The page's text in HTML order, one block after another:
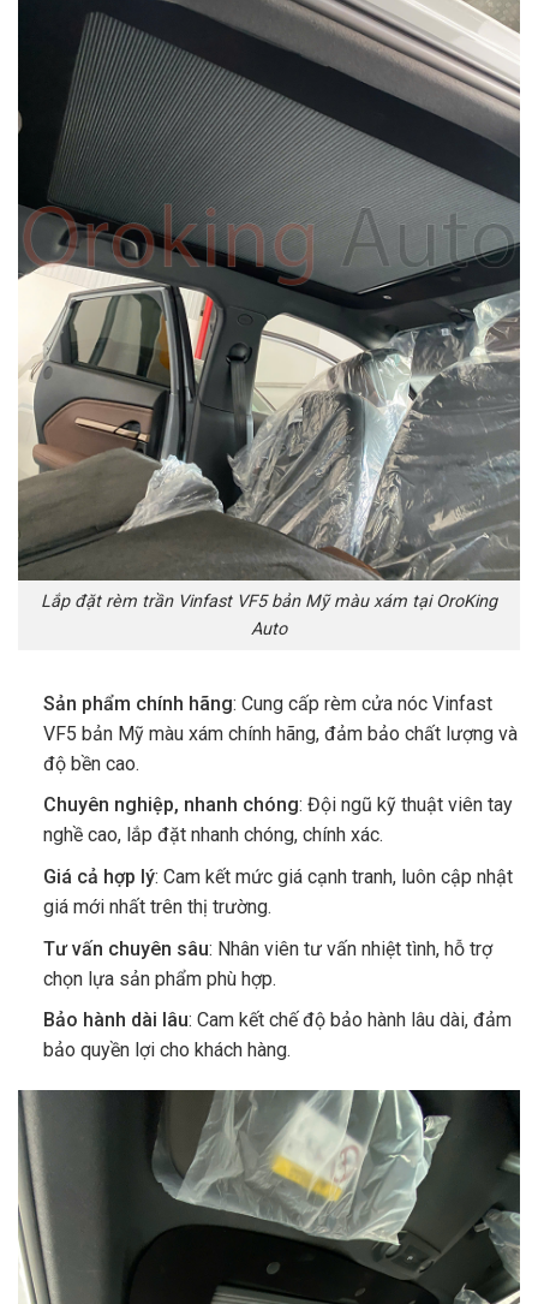
Lắp đặt rèm trần Vinfast VF5 bản Mỹ màu xám tại OroKing
Auto
Sản phẩm chính hãng: Cung cấp rèm cửa nóc Vinfast
VF5 bản Mỹ màu xám chính hãng, đảm bảo chất lượng và
độ bền cao.
Chuyên nghiệp, nhanh chóng: Đội ngũ kỹ thuật viên tay
nghề cao, lắp đặt nhanh chóng, chính xác.
Giá cả hợp lý: Cam kết mức giá cạnh tranh, luôn cập nhật
giá mới nhất trên thị trường.
Tư vấn chuyên sâu: Nhân viên tư vấn nhiệt tình, hỗ trợ
chọn lựa sản phẩm phù hợp.
Bảo hành dài lâu: Cam kết chế độ bảo hành lâu dài, đảm
bảo quyền lợi cho khách hàng.